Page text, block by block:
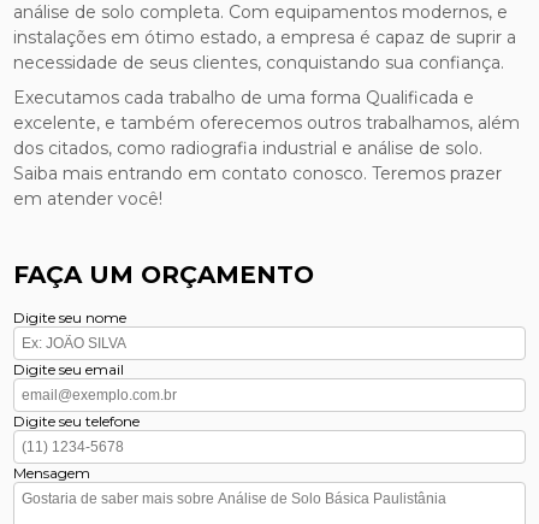
análise de solo completa. Com equipamentos modernos, e
instalações em ótimo estado, a empresa é capaz de suprir a
necessidade de seus clientes, conquistando sua confiança.
Executamos cada trabalho de uma forma Qualificada e
excelente, e também oferecemos outros trabalhamos, além
dos citados, como radiografia industrial e análise de solo.
Saiba mais entrando em contato conosco. Teremos prazer
em atender você!
FAÇA UM ORÇAMENTO
Digite seu nome
Digite seu email
Digite seu telefone
Mensagem